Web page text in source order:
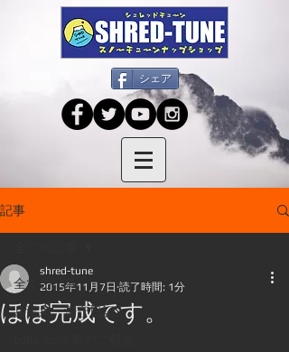
シェア
記事
全ての記事
岳温泉・湯守日記
ほぼ完成です。
shred-tune
2015年11月7日 読了時間: 1分